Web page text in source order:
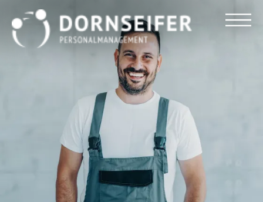
Für Arbeitnehmer
Für Unternehmen
Dornseifer DNA
Referenzen